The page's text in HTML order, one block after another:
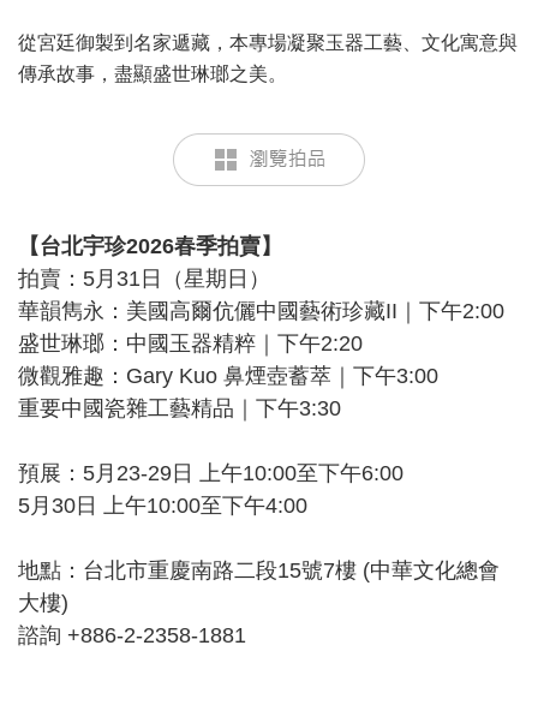
從宮廷御製到名家遞藏，本專場凝聚玉器工藝、文化寓意與
傳承故事，盡顯盛世琳瑯之美。
【台北宇珍2026春季拍賣】
拍賣：5月31日（星期日）
華韻雋永：美國高爾伉儷中國藝術珍藏II｜下午2:00
盛世琳瑯：中國玉器精粹｜下午2:20
微觀雅趣：Gary Kuo 鼻煙壺蓄萃｜下午3:00
重要中國瓷雜工藝精品｜下午3:30
預展：5月23-29日 上午10:00至下午6:00
5月30日 上午10:00至下午4:00
地點：台北市重慶南路二段15號7樓 (中華文化總會
大樓)
諮詢 +886-2-2358-1881